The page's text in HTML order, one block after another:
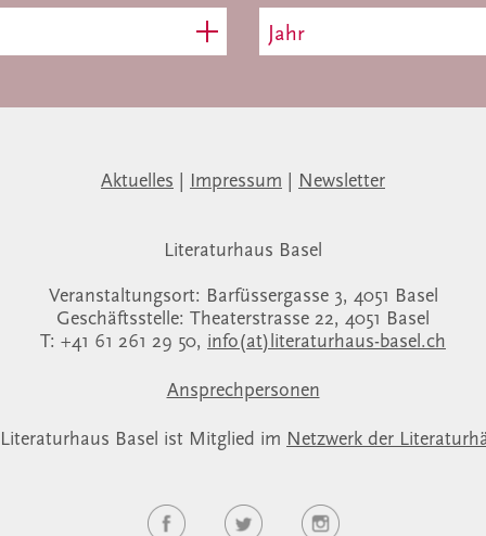
Jahr
Aktuelles Impressum Newsletter
Literaturhaus Basel
Veranstaltungsort: Barfüssergasse 3, 4051 Basel
Geschäftsstelle: Theaterstrasse 22, 4051 Basel
T: +41 61 261 29 50, info(at)literaturhaus-basel.ch
Ansprechpersonen
Basel ist Mitglied im Netzwerk der